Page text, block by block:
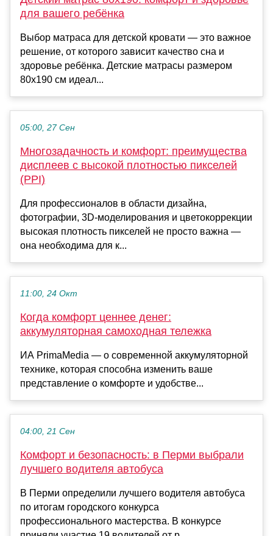
для вашего ребёнка
Выбор матраса для детской кровати — это важное
решение, от которого зависит качество сна и
здоровье ребёнка. Детские матрасы размером
80x190 см идеал...
05:00, 27 Сен
Многозадачность и комфорт: преимущества
дисплеев с высокой плотностью пикселей
(PPI)
Для профессионалов в области дизайна,
фотографии, 3D-моделирования и цветокоррекции
высокая плотность пикселей не просто важна —
она необходима для к...
11:00, 24 Окт
Когда комфорт ценнее денег:
аккумуляторная самоходная тележка
ИА PrimaMedia — о современной аккумуляторной
технике, которая способна изменить ваше
представление о комфорте и удобстве...
04:00, 21 Сен
Комфорт и безопасность: в Перми выбрали
лучшего водителя автобуса
В Перми определили лучшего водителя автобуса
по итогам городского конкурса
профессионального мастерства. В конкурсе